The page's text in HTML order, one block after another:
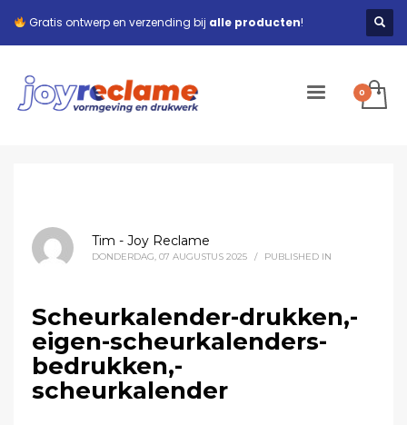
Gratis ontwerp en verzending bij alle producten!
Tim - Joy Reclame
DONDERDAG, 07 AUGUSTUS 2025 / PUBLISHED IN
Scheurkalender-drukken,-
eigen-scheurkalenders-
bedrukken,-
scheurkalender